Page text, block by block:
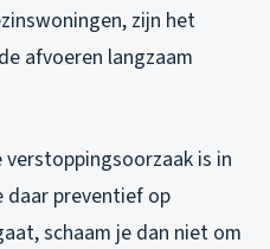
zijn het
afvoeren langzaam
is in
daar preventief op
schaam je dan niet om